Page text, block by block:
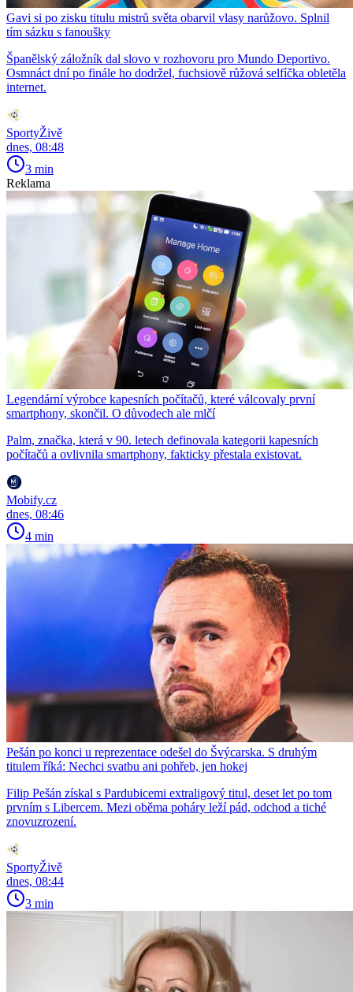
Gavi si po zisku titulu mistrů světa obarvil vlasy narůžovo. Splnil
tím sázku s fanoušky
Španělský záložník dal slovo v rozhovoru pro Mundo Deportivo.
Osmnáct dní po finále ho dodržel, fuchsiově růžová selfíčka obletěla
internet.
SportyŽivě
dnes, 08:48
3 min
Reklama
Legendární výrobce kapesních počítačů, které válcovaly první
smartphony, skončil. O důvodech ale mlčí
Palm, značka, která v 90. letech definovala kategorii kapesních
počítačů a ovlivnila smartphony, fakticky přestala existovat.
Mobify.cz
dnes, 08:46
4 min
Pešán po konci u reprezentace odešel do Švýcarska. S druhým
titulem říká: Nechci svatbu ani pohřeb, jen hokej
Filip Pešán získal s Pardubicemi extraligový titul, deset let po tom
prvním s Libercem. Mezi oběma poháry leží pád, odchod a tiché
znovuzrození.
SportyŽivě
dnes, 08:44
3 min